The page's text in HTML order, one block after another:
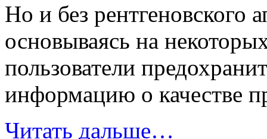
Но и без рентгеновского
основываясь на
пользователи
информацию о качестве
Читать дальше…